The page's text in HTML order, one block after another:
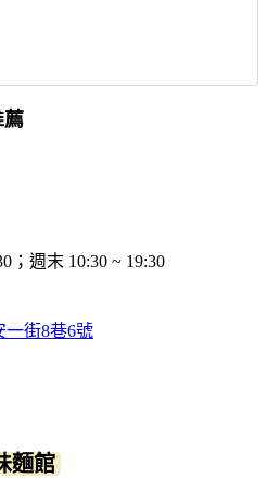
薦
；週末 10:30 ~ 19:30
一街8巷6號
麵館